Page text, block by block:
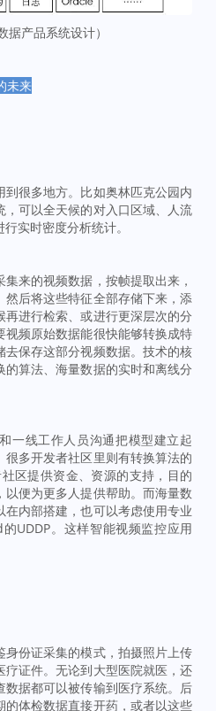
据产品系统设计）
未来
很多地方。比如奥林匹克公园内
可以全天候的对入口区域、人流
实时密度分析统计。
来的视频数据，按帧提取出来，
然后将这些特征全部存储下来，添
进行检索、或进行更深层次的分
频原始数据能很快能够转换成特
保存这部分视频数据。技术的核
算法、海量数据的实时和离线分
一线工作人员沟通把模型建立起
多开发者社区里则有转换算法的
区提供资金、资源的支持，目的
便为更多人提供帮助。而海量数
内部搭建，也可以考虑使用专业
UDDP。这样智能视频监控应用
份证采集的模式，拍摄照片上传
证件。无论到大型医院就医，还
据都可以被传输到医疗系统。后
体检数据直接开药，或者以这些